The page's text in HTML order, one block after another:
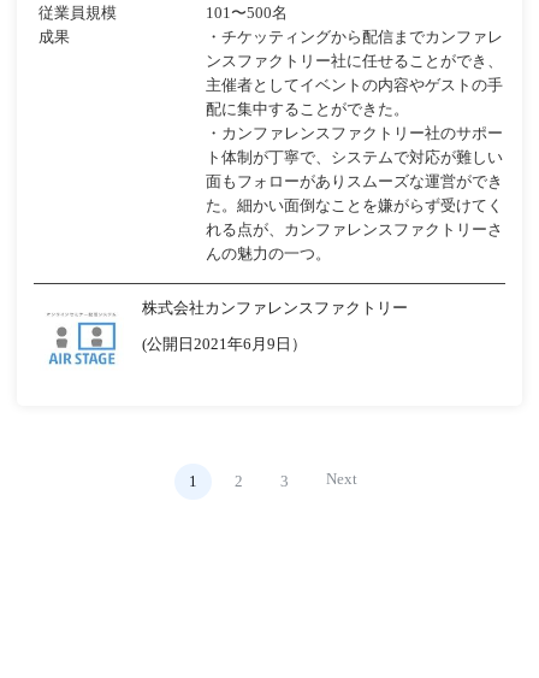
従業員規模
101〜500名
成果
・チケッティングから配信までカンファレ
ンスファクトリー社に任せることができ、
主催者としてイベントの内容やゲストの手
配に集中することができた。
・カンファレンスファクトリー社のサポー
ト体制が丁寧で、システムで対応が難しい
面もフォローがありスムーズな運営ができ
た。細かい面倒なことを嫌がらず受けてく
れる点が、カンファレンスファクトリーさ
んの魅力の一つ。
株式会社カンファレンスファクトリー
(公開日2021年6月9日）
1 2 3 Next